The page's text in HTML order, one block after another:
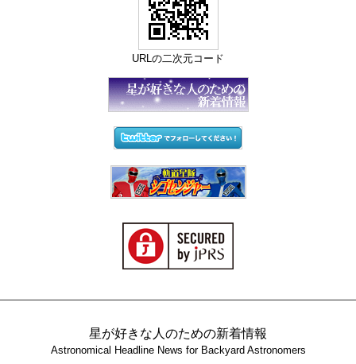
URLの二次元コード
星が好きな人のための新着情報
Astronomical Headline News for Backyard Astronomers